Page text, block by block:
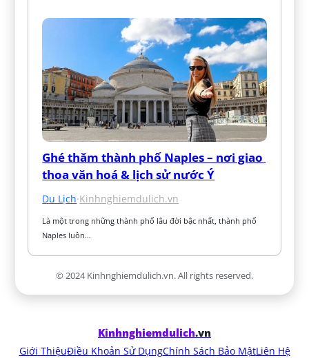
Ghé thăm thành phố Naples – nơi giao
thoa văn hoá & lịch sử nước Ý
Du Lịch·Kinhnghiemdulich.vn
Là một trong những thành phố lâu đời bậc nhất, thành phố
Naples luôn…
© 2024 Kinhnghiemdulich.vn. All rights reserved.
Kinhnghiemdulich.vn
Giới ThiệuĐiều Khoản Sử DụngChính Sách Bảo MậtLiên Hệ